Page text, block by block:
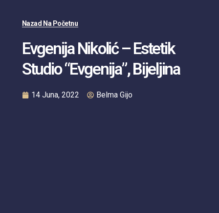
Nazad Na Početnu
Evgenija Nikolić – Estetik
Studio “Evgenija”, Bijeljina
14 Juna, 2022 Belma Gijo